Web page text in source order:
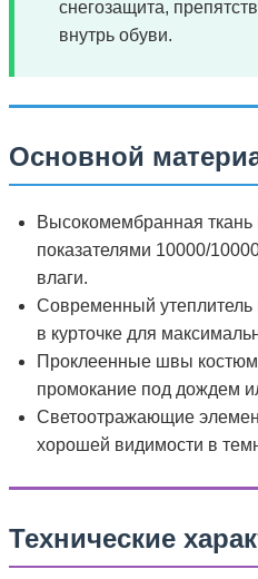
снегозащита,
внутрь обуви.
Основной
Высокомембранная ткань
показателями 10000/
влаги.
Современный
в курточке для
Проклеенные швы
промокание под дождем
Светоотражающие
хорошей видимости в
Технические